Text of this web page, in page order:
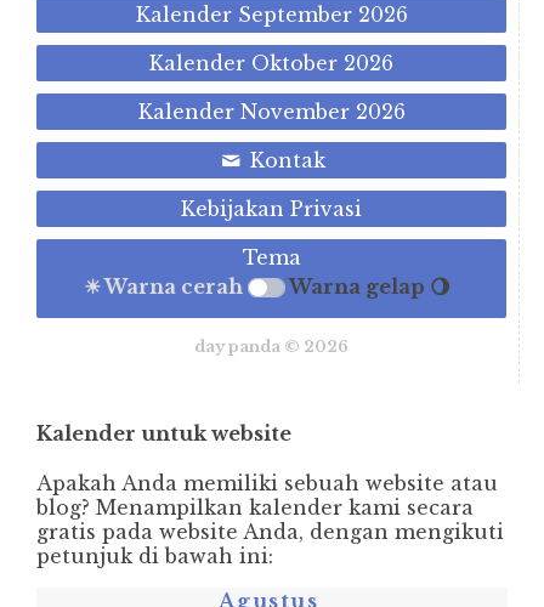
Kalender September 2026
Kalender Oktober 2026
Kalender November 2026
Kontak
Kebijakan Privasi
Tema
☀ Warna cerah
Warna gelap 🌖
day panda © 2026
Kalender untuk website
Apakah Anda memiliki sebuah website atau
blog? Menampilkan kalender kami secara
gratis pada website Anda, dengan mengikuti
petunjuk di bawah ini:
Agustus